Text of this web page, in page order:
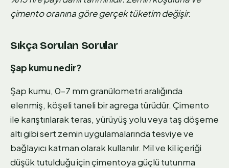
çimento oranına göre gerçek tüketim değişir.
Sıkça Sorulan Sorular
Şap kumu nedir?
Şap kumu, 0–7 mm granülometri aralığında
elenmiş, köşeli taneli bir agrega türüdür. Çimento
ile karıştırılarak teras, yürüyüş yolu veya taş döşeme
altı gibi sert zemin uygulamalarında tesviye ve
bağlayıcı katman olarak kullanılır. Mil ve kil içeriği
düşük tutulduğu için çimentoya güçlü tutunma